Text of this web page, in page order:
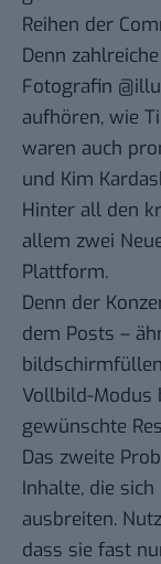
Reihen der
Denn
Fotografin
aufhören, wie
waren auch
und Kim
Hinter all den
allem zwei
Plattform.
Denn der
dem Posts –
Vollbild-Modus
gewünschte
Das zweite
Inhalte, die
ausbreiten.
dass sie fast